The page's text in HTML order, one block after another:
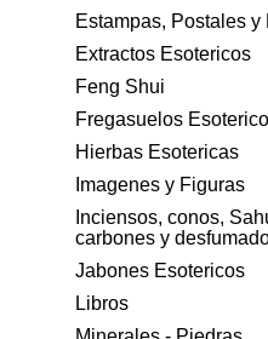
Estampas, Postales y
Extractos Esotericos
Feng Shui
Fregasuelos
Hierbas Esotericas
Imagenes y Figuras
Inciensos, conos,
carbones y
Jabones Esotericos
Libros